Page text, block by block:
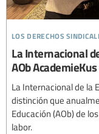
los derechos
La Internacional
AOb
La Internacional de la
distinción que
Educación (AOb) de
labor.